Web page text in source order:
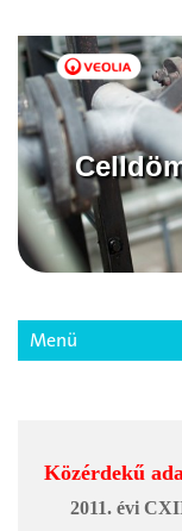
Menü
Közérdekű
2011. évi